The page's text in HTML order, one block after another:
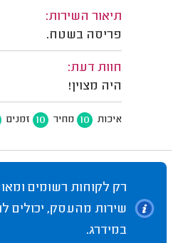
תיאור השירות:
פריסה בשטח.
חוות דעת:
היה מצוין!
איכות 10 מחיר 10 זמנים
רק לקוחות רשומים
שירות מהעסק, יכולים
במידרג.